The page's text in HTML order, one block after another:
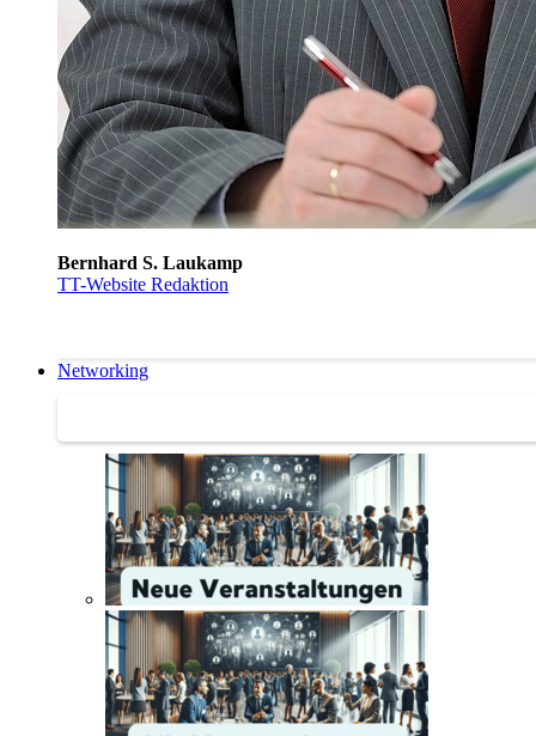
Bernhard S. Laukamp
TT-Website Redaktion
Networking